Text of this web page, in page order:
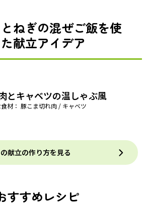
ねぎの混ぜご飯を使
献立アイデア
とキャベツの温しゃぶ風
食材： 豚こま切れ肉 / キャベツ
献立の作り方を見る
すすめレシピ